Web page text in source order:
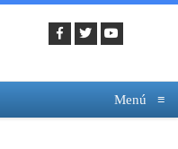
Menú ≡